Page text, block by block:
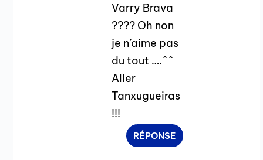
Varry Brava
???? Oh non
je n’aime pas
du tout ….^^
Aller
Tanxugueiras
!!!
RÉPONSE